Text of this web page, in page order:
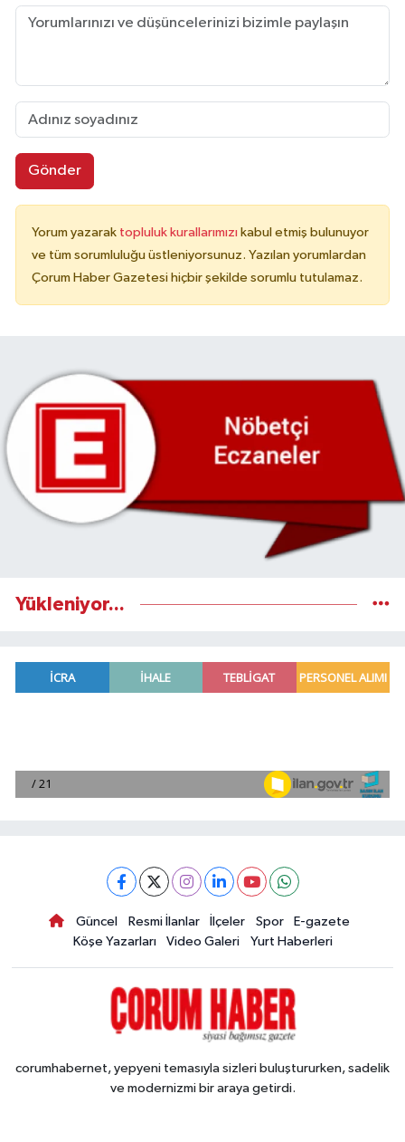
Gönder
Yorum yazarak topluluk kurallarımızı kabul etmiş bulunuyor
ve tüm sorumluluğu üstleniyorsunuz. Yazılan yorumlardan
Çorum Haber Gazetesi hiçbir şekilde sorumlu tutulamaz.
Yükleniyor...
Güncel Resmi İlanlar İlçeler Spor
E-gazete
Köşe Yazarları
Video Galeri Yurt Haberleri
corumhabernet, yepyeni temasıyla sizleri buluştururken, sadelik
ve modernizmi bir araya getirdi.